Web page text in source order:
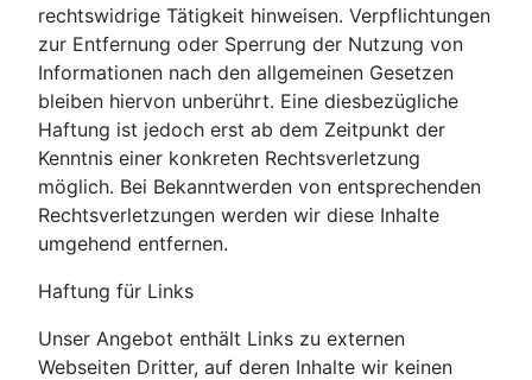
rechtswidrige Tätigkeit hinweisen. Verpflichtungen
zur Entfernung oder Sperrung der Nutzung von
Informationen nach den allgemeinen Gesetzen
bleiben hiervon unberührt. Eine diesbezügliche
Haftung ist jedoch erst ab dem Zeitpunkt der
Kenntnis einer konkreten Rechtsverletzung
möglich. Bei Bekanntwerden von entsprechenden
Rechtsverletzungen werden wir diese Inhalte
umgehend entfernen.
Haftung für Links
Unser Angebot enthält Links zu externen
Webseiten Dritter, auf deren Inhalte wir keinen